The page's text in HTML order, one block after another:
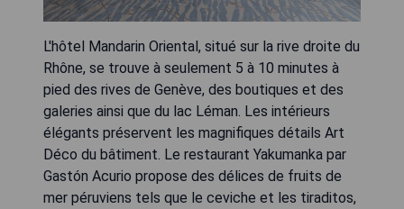
L'hôtel Mandarin Oriental, situé sur la rive droite du
Rhône, se trouve à seulement 5 à 10 minutes à
pied des rives de Genève, des boutiques et des
galeries ainsi que du lac Léman. Les intérieurs
élégants préservent les magnifiques détails Art
Déco du bâtiment. Le restaurant Yakumanka par
Gastón Acurio propose des délices de fruits de
mer péruviens tels que le ceviche et les tiraditos,